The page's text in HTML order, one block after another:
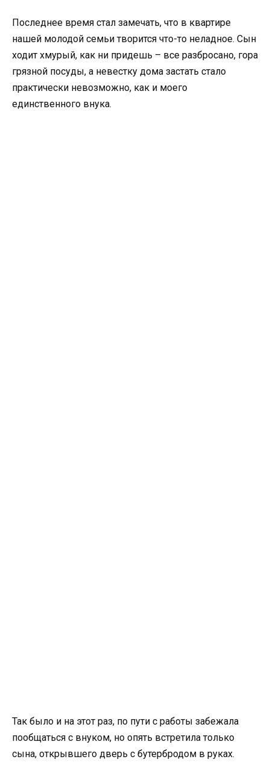
Последнее время стал замечать, что в квартире
нашей молодой семьи творится что-то неладное. Сын
ходит хмурый, как ни придешь – все разбросано, гора
грязной посуды, а невестку дома застать стало
практически невозможно, как и моего
единственного внука.
Так было и на этот раз, по пути с работы забежала
пообщаться с внуком, но опять встретила только
сына, открывшего дверь с бутербродом в руках.